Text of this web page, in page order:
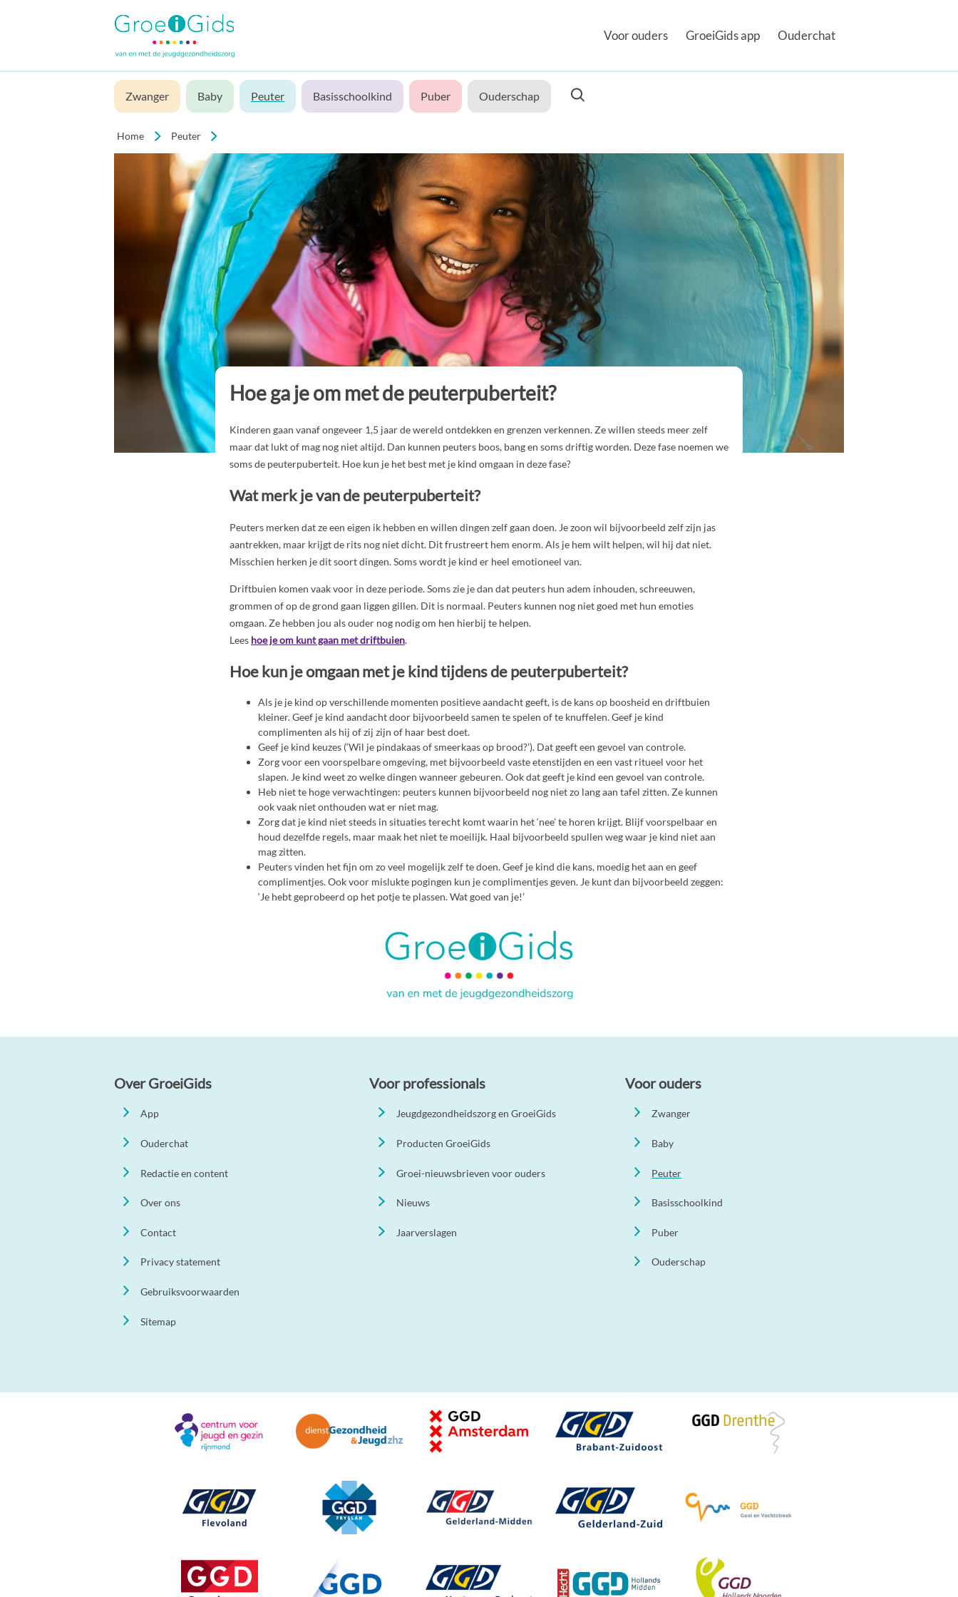
Voor ouders GroeiGids app Ouderchat
Zwanger Baby Peuter Basisschoolkind Puber Ouderschap
Home Peuter
Hoe ga je om met de peuterpuberteit?
Kinderen gaan vanaf ongeveer 1,5 jaar de wereld ontdekken en grenzen verkennen. Ze willen steeds meer zelf
maar dat lukt of mag nog niet altijd. Dan kunnen peuters boos, bang en soms driftig worden. Deze fase noemen we
soms de peuterpuberteit. Hoe kun je het best met je kind omgaan in deze fase?
Wat merk je van de peuterpuberteit?
Peuters merken dat ze een eigen ik hebben en willen dingen zelf gaan doen. Je zoon wil bijvoorbeeld zelf zijn jas
aantrekken, maar krijgt de rits nog niet dicht. Dit frustreert hem enorm. Als je hem wilt helpen, wil hij dat niet.
Misschien herken je dit soort dingen. Soms wordt je kind er heel emotioneel van.
Driftbuien komen vaak voor in deze periode. Soms zie je dan dat peuters hun adem inhouden, schreeuwen,
grommen of op de grond gaan liggen gillen. Dit is normaal. Peuters kunnen nog niet goed met hun emoties
omgaan. Ze hebben jou als ouder nog nodig om hen hierbij te helpen.
Lees hoe je om kunt gaan met driftbuien.
Hoe kun je omgaan met je kind tijdens de peuterpuberteit?
Als je je kind op verschillende momenten positieve aandacht geeft, is de kans op boosheid en driftbuien
kleiner. Geef je kind aandacht door bijvoorbeeld samen te spelen of te knuffelen. Geef je kind
complimenten als hij of zij zijn of haar best doet.
Geef je kind keuzes (‘Wil je pindakaas of smeerkaas op brood?’). Dat geeft een gevoel van controle.
Zorg voor een voorspelbare omgeving, met bijvoorbeeld vaste etenstijden en een vast ritueel voor het
slapen. Je kind weet zo welke dingen wanneer gebeuren. Ook dat geeft je kind een gevoel van controle.
Heb niet te hoge verwachtingen: peuters kunnen bijvoorbeeld nog niet zo lang aan tafel zitten. Ze kunnen
ook vaak niet onthouden wat er niet mag.
Zorg dat je kind niet steeds in situaties terecht komt waarin het ‘nee’ te horen krijgt. Blijf voorspelbaar en
houd dezelfde regels, maar maak het niet te moeilijk. Haal bijvoorbeeld spullen weg waar je kind niet aan
mag zitten.
Peuters vinden het fijn om zo veel mogelijk zelf te doen. Geef je kind die kans, moedig het aan en geef
complimentjes. Ook voor mislukte pogingen kun je complimentjes geven. Je kunt dan bijvoorbeeld zeggen:
‘Je hebt geprobeerd op het potje te plassen. Wat goed van je!’
Over GroeiGids
App
Ouderchat
Redactie en content
Over ons
Contact
Privacy statement
Gebruiksvoorwaarden
Sitemap
Voor professionals
Jeugdgezondheidszorg en GroeiGids
Producten GroeiGids
Groei-nieuwsbrieven voor ouders
Nieuws
Jaarverslagen
Voor ouders
Zwanger
Baby
Peuter
Basisschoolkind
Puber
Ouderschap